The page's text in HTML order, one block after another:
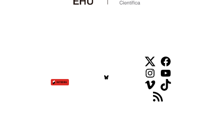
TwitterFacebook
Instagram
YouTube
VimeoTikTok
Feed RSS